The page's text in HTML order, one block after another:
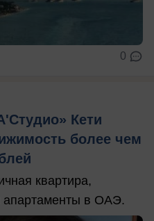
0
Кети
более чем
квартира,
апартаменты в ОАЭ.